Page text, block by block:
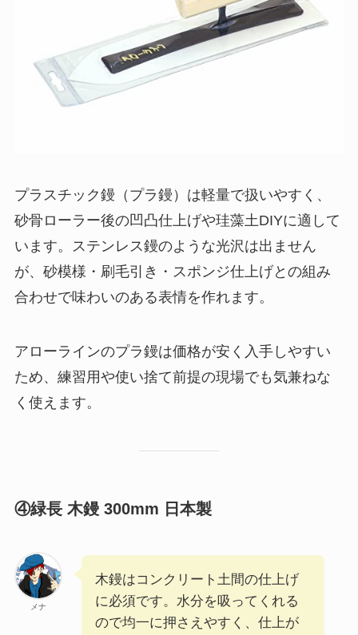
プラスチック鏝（プラ鏝）は軽量で扱いやすく、
砂骨ローラー後の凹凸仕上げや珪藻土DIYに適して
います。ステンレス鏝のような光沢は出ません
が、砂模様・刷毛引き・スポンジ仕上げとの組み
合わせで味わいのある表情を作れます。
アローラインのプラ鏝は価格が安く入手しやすい
ため、練習用や使い捨て前提の現場でも気兼ねな
く使えます。
④緑長 木鏝 300mm 日本製
メナ
木鏝はコンクリート土間の仕上げ
に必須です。水分を吸ってくれる
ので均一に押さえやすく、仕上が